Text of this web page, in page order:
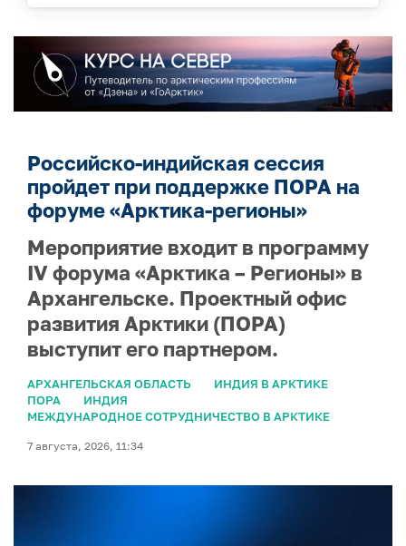
Российско-индийская сессия
пройдет при поддержке ПОРА на
форуме «Арктика-регионы»
Мероприятие входит в программу
IV форума «Арктика – Регионы» в
Архангельске. Проектный офис
развития Арктики (ПОРА)
выступит его партнером.
АРХАНГЕЛЬСКАЯ ОБЛАСТЬ
ИНДИЯ В АРКТИКЕ
ПОРА
ИНДИЯ
МЕЖДУНАРОДНОЕ СОТРУДНИЧЕСТВО В АРКТИКЕ
7 августа, 2026, 11:34